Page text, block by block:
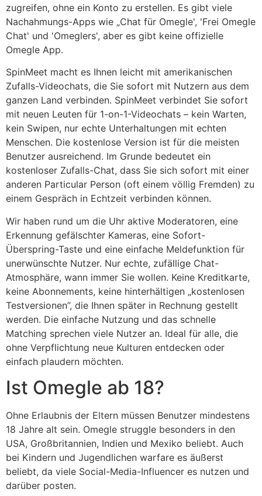
zugreifen, ohne ein Konto zu erstellen. Es gibt viele
Nachahmungs-Apps wie „Chat für Omegle', 'Frei Omegle
Chat' und 'Omeglers', aber es gibt keine offizielle
Omegle App.
SpinMeet macht es Ihnen leicht mit amerikanischen
Zufalls-Videochats, die Sie sofort mit Nutzern aus dem
ganzen Land verbinden. SpinMeet verbindet Sie sofort
mit neuen Leuten für 1-on-1-Videochats – kein Warten,
kein Swipen, nur echte Unterhaltungen mit echten
Menschen. Die kostenlose Version ist für die meisten
Benutzer ausreichend. Im Grunde bedeutet ein
kostenloser Zufalls-Chat, dass Sie sich sofort mit einer
anderen Particular Person (oft einem völlig Fremden) zu
einem Gespräch in Echtzeit verbinden können.
Wir haben rund um die Uhr aktive Moderatoren, eine
Erkennung gefälschter Kameras, eine Sofort-
Überspring-Taste und eine einfache Meldefunktion für
unerwünschte Nutzer. Nur echte, zufällige Chat-
Atmosphäre, wann immer Sie wollen. Keine Kreditkarte,
keine Abonnements, keine hinterhältigen „kostenlosen
Testversionen”, die Ihnen später in Rechnung gestellt
werden. Die einfache Nutzung und das schnelle
Matching sprechen viele Nutzer an. Ideal für alle, die
ohne Verpflichtung neue Kulturen entdecken oder
einfach plaudern möchten.
Ist Omegle ab 18?
Ohne Erlaubnis der Eltern müssen Benutzer mindestens
18 Jahre alt sein. Omegle struggle besonders in den
USA, Großbritannien, Indien und Mexiko beliebt. Auch
bei Kindern und Jugendlichen warfare es äußerst
beliebt, da viele Social-Media-Influencer es nutzen und
darüber posten.